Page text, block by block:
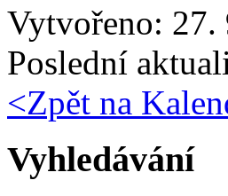
Vytvořeno: 27.
Poslední
<Zpět na
Vyhledávání